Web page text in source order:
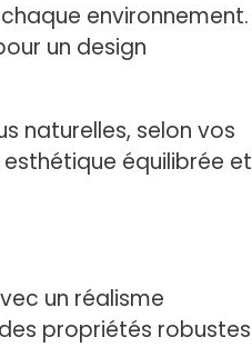
environnement.
un design
naturelles, selon vos
équilibrée et
un réalisme
propriétés robustes